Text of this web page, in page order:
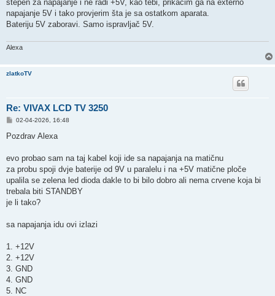
stepen za napajanje i ne radi +5V, kao tebi, prikačim ga na externo
napajanje 5V i tako provjerim šta je sa ostatkom aparata.
Bateriju 5V zaboravi. Samo ispravljač 5V.
Alexa
zlatkoTV
Re: VIVAX LCD TV 3250
P
s
02-04-2026, 16:48
Pozdrav Alexa
evo probao sam na taj kabel koji ide sa napajanja na matičnu
za probu spoji dvje baterije od 9V u paralelu i na +5V matične ploče
upalila se zelena led dioda dakle to bi bilo dobro ali nema crvene koja bi
trebala biti STANDBY
je li tako?
sa napajanja idu ovi izlazi
1. +12V
2. +12V
3. GND
4. GND
5. NC